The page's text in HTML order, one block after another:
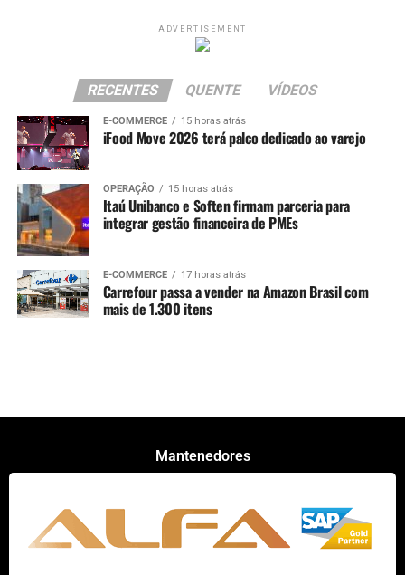
ADVERTISEMENT
RECENTES QUENTE VÍDEOS
E-COMMERCE 15 horas atrás
iFood Move 2026 terá palco dedicado ao varejo
OPERAÇÃO 15 horas atrás
Itaú Unibanco e Soften firmam parceria para
integrar gestão financeira de PMEs
E-COMMERCE 17 horas atrás
Carrefour passa a vender na Amazon Brasil com
mais de 1.300 itens
Mantenedores